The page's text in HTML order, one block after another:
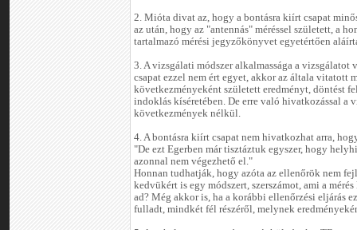
2. Mióta divat az, hogy a bontásra kiírt csapat
az után, hogy az "antennás" méréssel született, a
tartalmazó mérési jegyzőkönyvet egyetértően
3. A vizsgálati módszer alkalmassága a vizsgálatot
csapat ezzel nem ért egyet, akkor az általa vitatott
következményeként született eredményt, döntést
indoklás kíséretében. De erre való hivatkozással a
következmények nélkül.
4. A bontásra kiírt csapat nem hivatkozhat arra,
"De ezt Egerben már tisztáztuk egyszer, hogy
azonnal nem végezhető el."
Honnan tudhatják, hogy azóta az ellenőrök nem
kedvükért is egy módszert, szerszámot, ami a
ad? Még akkor is, ha a korábbi ellenőrzési eljárás
fulladt, mindkét fél részéről, melynek